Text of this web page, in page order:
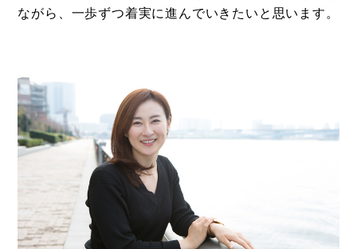
ながら、一歩ずつ着実に進んでいきたいと思います。